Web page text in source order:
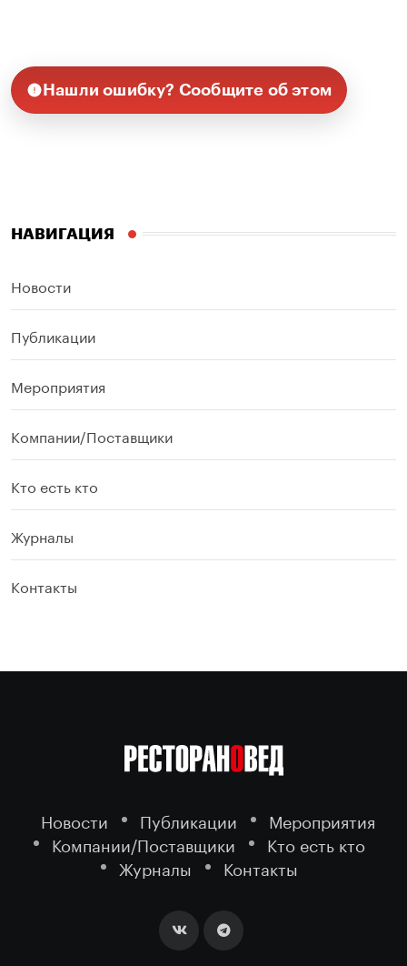
Нашли ошибку? Сообщите об этом
НАВИГАЦИЯ
Новости
Публикации
Мероприятия
Компании/Поставщики
Кто есть кто
Журналы
Контакты
Новости Публикации
Мероприятия
Компании/Поставщики
Кто есть кто
Журналы
Контакты